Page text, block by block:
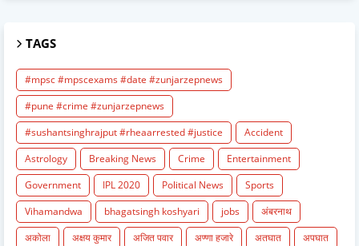
TAGS
#mpsc #mpscexams #date #zunjarzepnews
#pune #crime #zunjarzepnews
#sushantsinghrajput #rheaarrested #justice
Accident
Astrology
Breaking News Crime
Entertainment
Government
IPL 2020 Political News
Sports
Vihamandwa
bhagatsingh koshyari jobs
अंबरनाथ
अकोला
अक्षय कुमार अजित पवार अण्णा हजारे अतघात
अपघात